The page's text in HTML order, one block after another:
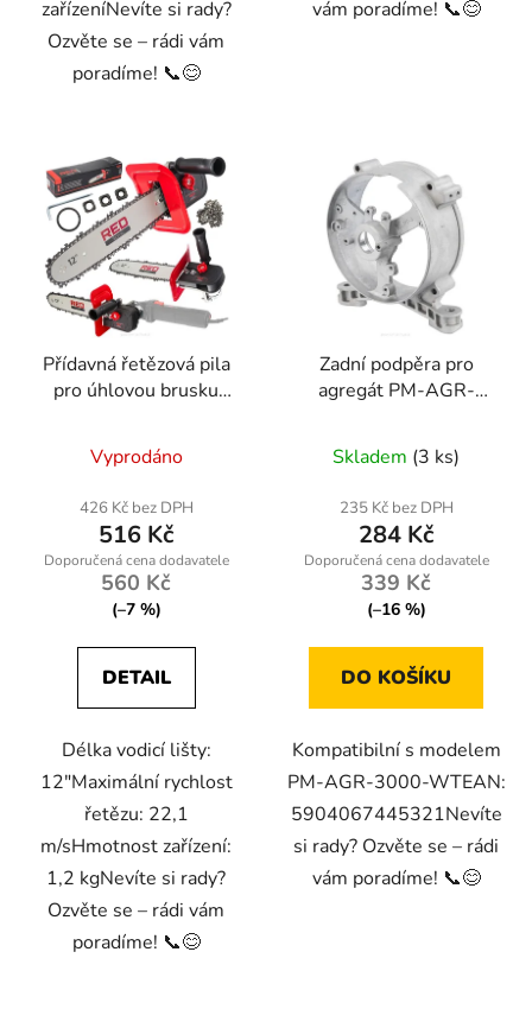
zařízeníNevíte si rady?
Ozvěte se – rádi vám
poradíme! 📞😊
vám poradíme! 📞😊
Přídavná řetězová pila
pro úhlovou brusku
Vyprodáno
426 Kč bez DPH
516 Kč
560 Kč
(–7 %)
DETAIL
Délka vodicí lišty:
12"Maximální rychlost
řetězu: 22,1
m/sHmotnost zařízení:
1,2 kgNevíte si rady?
Ozvěte se – rádi vám
poradíme! 📞😊
Zadní podpěra pro
agregát PM-AGR-
Skladem (3 ks)
235 Kč bez DPH
284 Kč
339 Kč
(–16 %)
DO KOŠÍKU
Kompatibilní s modelem
PM-AGR-3000-WTEAN:
5904067445321Nevíte
si rady? Ozvěte se – rádi
vám poradíme! 📞😊